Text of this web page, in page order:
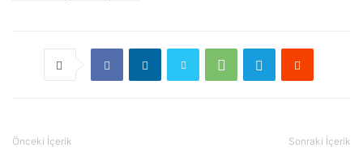
Önceki İçerik Sonraki İçerik